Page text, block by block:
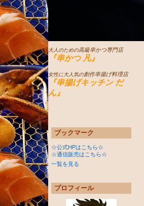
大人のための高級串かつ専門店
『串かつ 凡』
女性に大人気の創作串揚げ料理店
『串揚げキッチン だ
ん』
ブックマーク
☆公式HPはこちら☆
☆通信販売はこちら☆
一覧を見る
プロフィール